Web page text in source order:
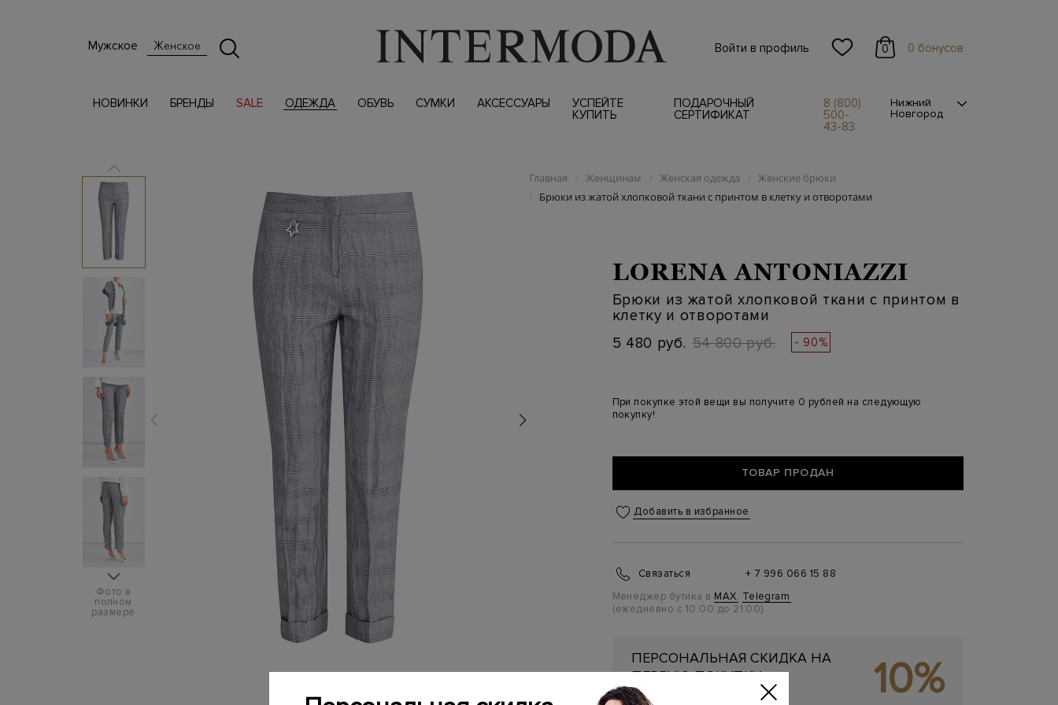
Мужское Женское Войти в профиль 0 0 бонусов
НОВИНКИ БРЕНДЫ SALE ОДЕЖДА ОБУВЬ СУМКИ АКСЕССУАРЫ
УСПЕЙТЕ
КУПИТЬ
ПОДАРОЧНЫЙ
СЕРТИФИКАТ
8 (800)
500-
43-83
Нижний
Новгород
Фото в
полном
размере
Главная / Женщинам / Женская одежда / Женские брюки
/ Брюки из жатой хлопковой ткани с принтом в клетку и отворотами
LORENA ANTONIAZZI
Брюки из жатой хлопковой ткани с принтом в
клетку и отворотами
5 480 руб. 54 800 руб. - 90%
При покупке этой вещи вы получите 0 рублей на следующую
покупку!
ТОВАР ПРОДАН
Добавить в избранное
Связаться
+ 7 996 066 15 88
Менеджер бутика в MAX, Telegram
(ежедневно с 10:00 до 21:00)
ПЕРСОНАЛЬНАЯ СКИДКА НА
ПЕРВУЮ ПОКУПКУ
Подробнее 10%